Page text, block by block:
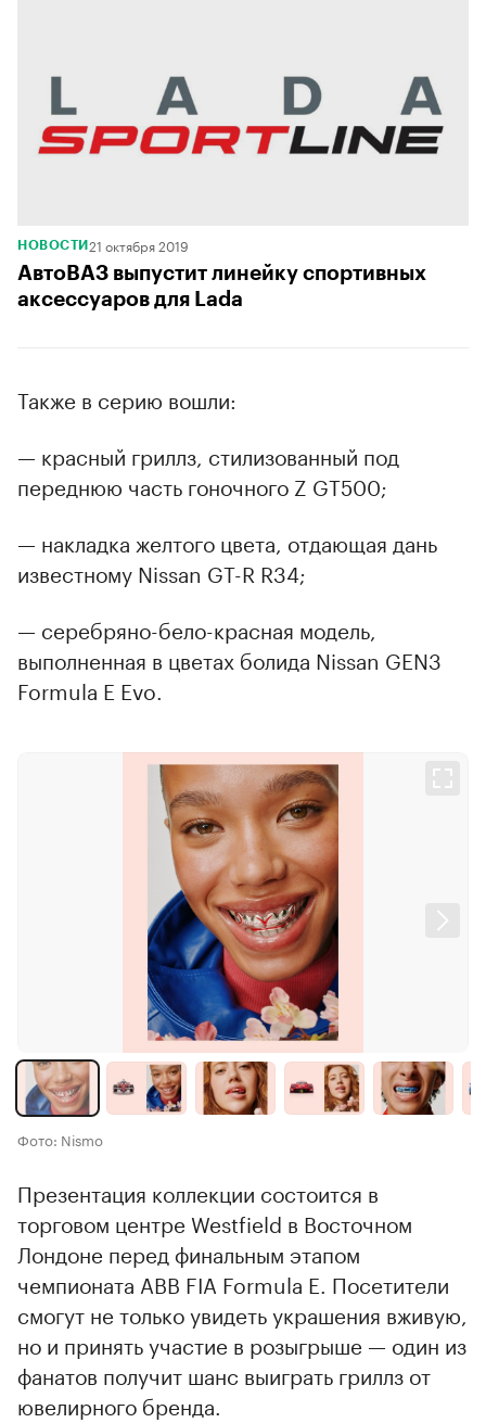
НОВОСТИ 21 октября 2019
АвтоВАЗ выпустит линейку спортивных
аксессуаров для Lada
Также в серию вошли:
— красный гриллз, стилизованный под
переднюю часть гоночного Z GT500;
— накладка желтого цвета, отдающая дань
известному Nissan GT-R R34;
— серебряно-бело-красная модель,
выполненная в цветах болида Nissan GEN3
Formula E Evo.
Фото: Nismo
Презентация коллекции состоится в
торговом центре Westfield в Восточном
Лондоне перед финальным этапом
чемпионата ABB FIA Formula E. Посетители
смогут не только увидеть украшения вживую,
но и принять участие в розыгрыше — один из
фанатов получит шанс выиграть гриллз от
ювелирного бренда.